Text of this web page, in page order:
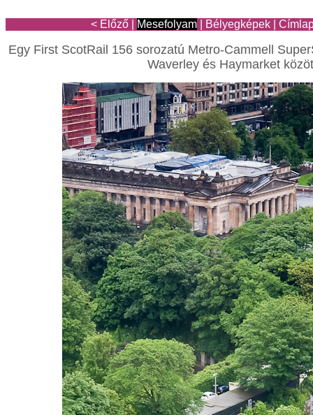
< Előző Mesefolyam Bélyegképek
Egy First ScotRail 156 sorozatú Metro-Cammell
Waverley és Haymarket